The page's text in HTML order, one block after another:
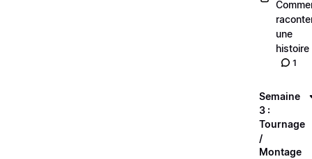
une
histoire
1
Semaine
3 :
Tournage
/
Montage